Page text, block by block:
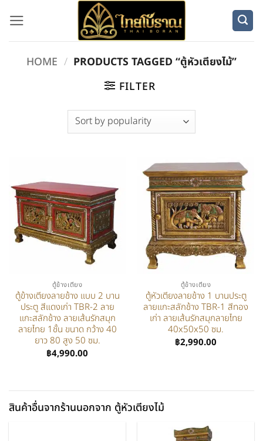
content
HOME / PRODUCTS TAGGED “ตู้หัวเตียงไม้”
FILTER
ตู้ข้างเตียง
ตู้ข้างเตียงลายช้าง แบบ 2 บาน
ประตู สีแดงเก่า TBR-2 ลาย
แกะสลักช้าง ลายเส้นรักสมุก
ลายไทย 1ชั้น ขนาด กว้าง 40
ยาว 80 สูง 50 ซม.
฿4,990.00
ตู้ข้างเตียง
ตู้หัวเตียงลายช้าง 1 บานประตู
ลายแกะสลักช้าง TBR-1 สีทอง
เก่า ลายเส้นรักสมุกลายไทย
40x50x50 ซม.
฿2,990.00
สินค้าอื่นจากร้านนอกจาก ตู้หัวเตียงไม้